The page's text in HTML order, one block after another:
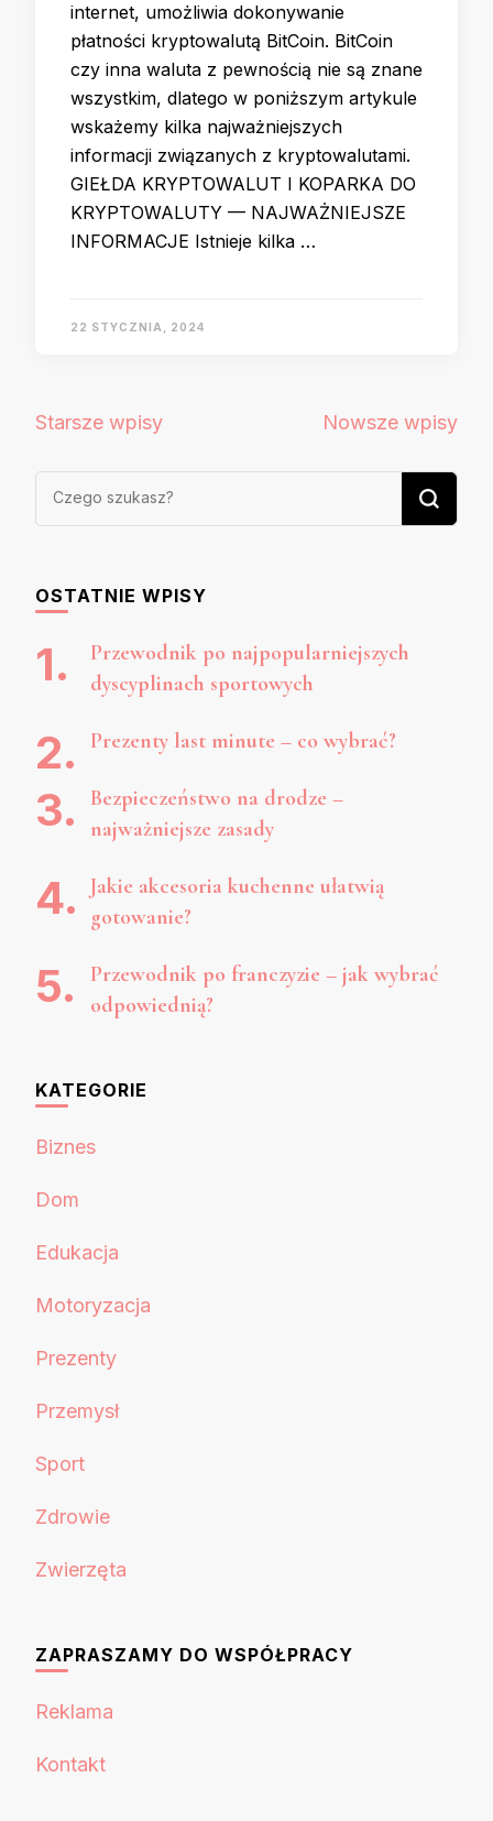
internet, umożliwia dokonywanie
płatności kryptowalutą BitCoin. BitCoin
czy inna waluta z pewnością nie są znane
wszystkim, dlatego w poniższym artykule
wskażemy kilka najważniejszych
informacji związanych z kryptowalutami.
GIEŁDA KRYPTOWALUT I KOPARKA DO
KRYPTOWALUTY — NAJWAŻNIEJSZE
INFORMACJE Istnieje kilka …
22 STYCZNIA, 2024
Nawigacja
wpisach
Starsze wpisy Nowsze wpisy
Szukasz
czegoś?
OSTATNIE WPISY
Przewodnik po najpopularniejszych
dyscyplinach sportowych
Prezenty last minute – co wybrać?
Bezpieczeństwo na drodze –
najważniejsze zasady
Jakie akcesoria kuchenne ułatwią
gotowanie?
Przewodnik po franczyzie – jak wybrać
odpowiednią?
KATEGORIE
Biznes
Dom
Edukacja
Motoryzacja
Prezenty
Przemysł
Sport
Zdrowie
Zwierzęta
ZAPRASZAMY DO WSPÓŁPRACY
Reklama
Kontakt